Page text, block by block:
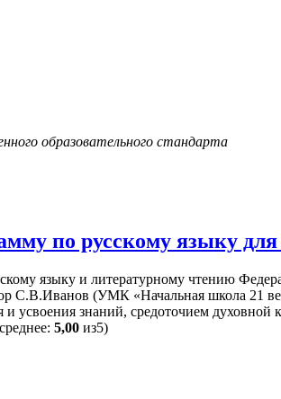
образовательного стандарта
по русскому языку для
языку и литературному чтению
С.В.Иванов (УМК «Начальная школа 21
и усвоения знаний, средоточием
5,00 из5)